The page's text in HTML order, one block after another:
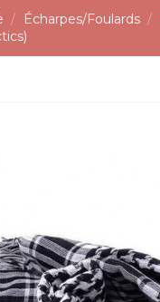
Écharpes/Foulards